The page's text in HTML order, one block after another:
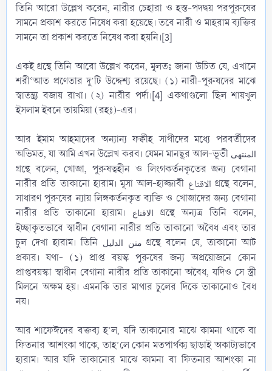
তিনি আরো উল্লেখ করেন, নারীর চেহারা ও হস্ত-পদদ্বয় পরপুরুষের
সামনে প্রকাশ করতে নিষেধ করা হয়েছে। তবে নারী ও মাহরাম ব্যক্তির
সামনে তা প্রকাশ করতে নিষেধ করা হয়নি।[3]
একই গ্রন্থে তিনি আরো উল্লেখ করেন, মূলতঃ জানা উচিত যে, এখানে
শরী‘আত প্রণেতার দু’টি উদ্দেশ্য রয়েছে। (১) নারী-পুরুষদের মাঝে
স্বাতন্ত্র্য বজায় রাখা। (২) নারীর পর্দা।[4] একথাগুলো ছিল শায়খুল
ইসলাম ইবনে তায়মিয়া (রহঃ)-এর।
আর ইমাম আহমাদের অন্যান্য ফক্বীহ সাথীদের মধ্যে পরবর্তীদের
অভিমত, যা আমি এখন উল্লেখ করব। যেমন মানছূর আল-ভূতী المنتهى
গ্রন্থে বলেন, খোজা, পুরুষত্বহীন ও লিংগকর্তনকৃতের জন্য বেগানা
নারীর প্রতি তাকানো হারাম। মূসা আল-হাজ্জাবী الاقناع গ্রন্থে বলেন,
সাধারণ পুরুষের ন্যায় লিঙ্গকর্তনকৃত ব্যক্তি ও খোজাদের জন্য বেগানা
নারীর প্রতি তাকানো হারাম।
الاقناع
গ্রন্থে অন্যত্র তিনি বলেন,
ইচ্ছাকৃতভাবে স্বাধীন বেগানা নারীর প্রতি তাকানো অবৈধ এবং তার
চুল দেখা হারাম। তিনি متن الدليل গ্রন্থে বলেন যে, তাকানো আট
প্রকার। যথা- (১) প্রাপ্ত বয়স্ক পুরুষের জন্য অপ্রয়োজনে কোন
প্রাপ্তবয়স্কা স্বাধীন বেগানা নারীর প্রতি তাকানো অবৈধ, যদিও সে স্ত্রী
মিলনে অক্ষম হয়। এমনকি তার মাথার চুলের দিকে তাকানোও বৈধ
নয়।
আর শাফেঈদের বক্তব্য হ’ল, যদি তাকানোর মাঝে কামনা থাকে বা
ফিতনার আশংকা থাকে, তাহ’লে কোন মতপার্থক্য ছাড়াই অকাট্যভাবে
হারাম। আর যদি তাকানোর মাঝে কামনা বা ফিতনার আশংকা না